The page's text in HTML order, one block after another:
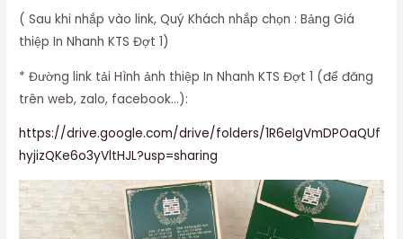
( Sau khi nhắp vào link, Quý Khách nhắp chọn : Bảng Giá
thiệp In Nhanh KTS Đợt 1)
* Đường link tải Hình ảnh thiệp In Nhanh KTS Đợt 1 (để đăng
trên web, zalo, facebook…):
https://drive.google.com/drive/folders/1R6eIgVmDPOaQUf
hyjizQKe6o3yVltHJL?usp=sharing